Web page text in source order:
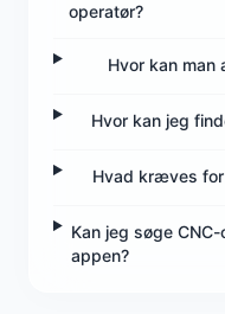
operatør?
Hvor kan man
Hvor kan jeg
Hvad kræves for
Kan jeg søge
appen?